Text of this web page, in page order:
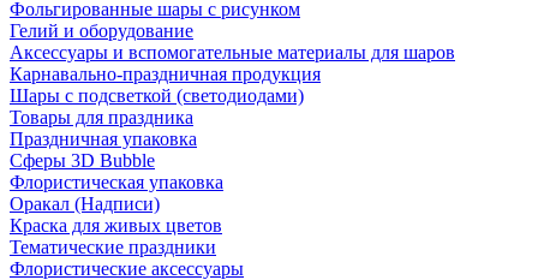
Фольгированные шары с рисунком
Гелий и оборудование
Аксессуары и вспомогательные материалы для шаров
Карнавально-праздничная продукция
Шары с подсветкой (светодиодами)
Товары для праздника
Праздничная упаковка
Сферы 3D Bubble
Флористическая упаковка
Оракал (Надписи)
Краска для живых цветов
Тематические праздники
Флористические аксессуары